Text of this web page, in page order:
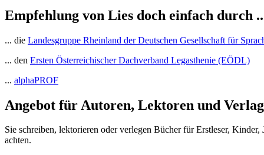
Empfehlung von Lies doch einfach durch
... die Landesgruppe Rheinland der Deutschen Gesellschaft für
... den Ersten Österreichischer Dachverband Legasthenie (EÖDL)
... alphaPROF
Angebot für Autoren, Lektoren und
Sie schreiben, lektorieren oder verlegen Bücher für Erstleser,
achten.